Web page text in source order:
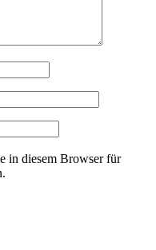
in diesem Browser für